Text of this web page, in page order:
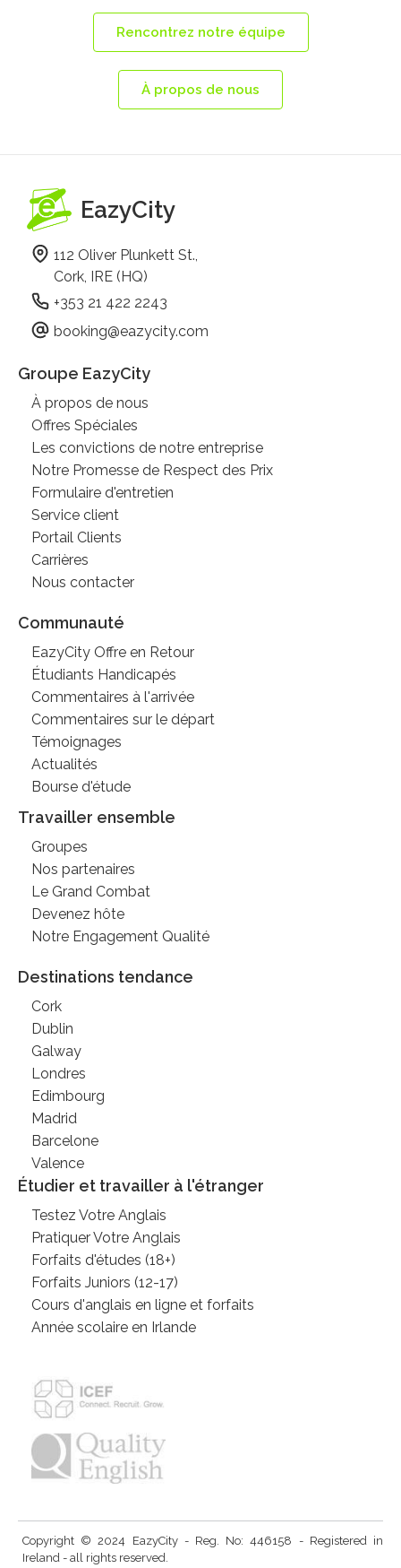
Rencontrez notre équipe
À propos de nous
EazyCity
112 Oliver Plunkett St.,
Cork, IRE (HQ)
+353 21 422 2243
booking@eazycity.com
Groupe EazyCity
À propos de nous
Offres Spéciales
Les convictions de notre entreprise
Notre Promesse de Respect des Prix
Formulaire d'entretien
Service client
Portail Clients
Carrières
Nous contacter
Communauté
EazyCity Offre en Retour
Étudiants Handicapés
Commentaires à l'arrivée
Commentaires sur le départ
Témoignages
Actualités
Bourse d'étude
Travailler ensemble
Groupes
Nos partenaires
Le Grand Combat
Devenez hôte
Notre Engagement Qualité
Destinations tendance
Cork
Dublin
Galway
Londres
Edimbourg
Madrid
Barcelone
Valence
Étudier et travailler à l'étranger
Testez Votre Anglais
Pratiquer Votre Anglais
Forfaits d'études (18+)
Forfaits Juniors (12-17)
Cours d'anglais en ligne et forfaits
Année scolaire en Irlande
Copyright © 2024 EazyCity - Reg. No: 446158 - Registered in
Ireland - all rights reserved.